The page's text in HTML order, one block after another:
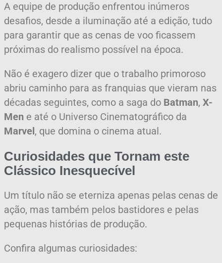
A equipe de produção enfrentou inúmeros
desafios, desde a iluminação até a edição, tudo
para garantir que as cenas de voo ficassem
próximas do realismo possível na época.
Não é exagero dizer que o trabalho primoroso
abriu caminho para as franquias que vieram nas
décadas seguintes, como a saga do Batman, X-
Men e até o Universo Cinematográfico da
Marvel, que domina o cinema atual.
Curiosidades que Tornam este
Clássico Inesquecível
Um título não se eterniza apenas pelas cenas de
ação, mas também pelos bastidores e pelas
pequenas histórias de produção.
Confira algumas curiosidades: